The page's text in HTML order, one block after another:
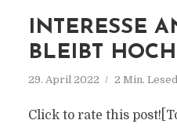
INTERESSE
BLEIBT HOCH
29. April 2022 2 Min.
Click to rate this